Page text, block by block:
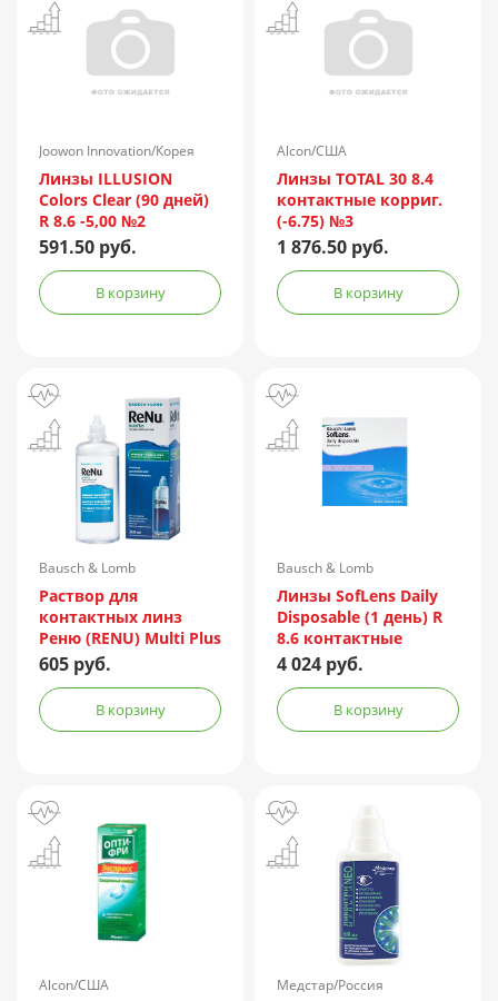
Joowon Innovation/Корея
Линзы ILLUSION
Colors Clear (90 дней)
R 8.6 -5,00 №2
591.50 руб.
В корзину
Alcon/США
Линзы TOTAL 30 8.4
контактные корриг.
(-6.75) №3
1 876.50 руб.
В корзину
Bausch & Lomb
Incorporated/Италия
Раствор для
контактных линз
Реню (RENU) Multi Plus
360мл + контейнер
605 руб.
В корзину
Bausch & Lomb
Линзы SofLens Daily
Disposable (1 день) R
8.6 контактные
мягкие корриг. -1,50
4 024 руб.
В корзину
Alcon/США Медстар/Россия